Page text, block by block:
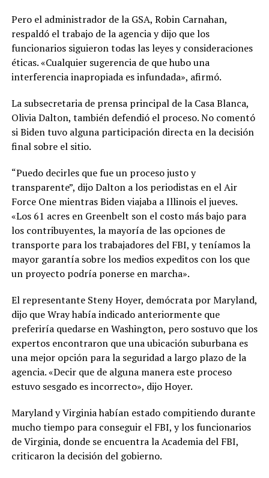
Pero el administrador de la GSA, Robin Carnahan,
respaldó el trabajo de la agencia y dijo que los
funcionarios siguieron todas las leyes y consideraciones
éticas. «Cualquier sugerencia de que hubo una
interferencia inapropiada es infundada», afirmó.
La subsecretaria de prensa principal de la Casa Blanca,
Olivia Dalton, también defendió el proceso. No comentó
si Biden tuvo alguna participación directa en la decisión
final sobre el sitio.
“Puedo decirles que fue un proceso justo y
transparente”, dijo Dalton a los periodistas en el Air
Force One mientras Biden viajaba a Illinois el jueves.
«Los 61 acres en Greenbelt son el costo más bajo para
los contribuyentes, la mayoría de las opciones de
transporte para los trabajadores del FBI, y teníamos la
mayor garantía sobre los medios expeditos con los que
un proyecto podría ponerse en marcha».
El representante Steny Hoyer, demócrata por Maryland,
dijo que Wray había indicado anteriormente que
preferiría quedarse en Washington, pero sostuvo que los
expertos encontraron que una ubicación suburbana es
una mejor opción para la seguridad a largo plazo de la
agencia. «Decir que de alguna manera este proceso
estuvo sesgado es incorrecto», dijo Hoyer.
Maryland y Virginia habían estado compitiendo durante
mucho tiempo para conseguir el FBI, y los funcionarios
de Virginia, donde se encuentra la Academia del FBI,
criticaron la decisión del gobierno.